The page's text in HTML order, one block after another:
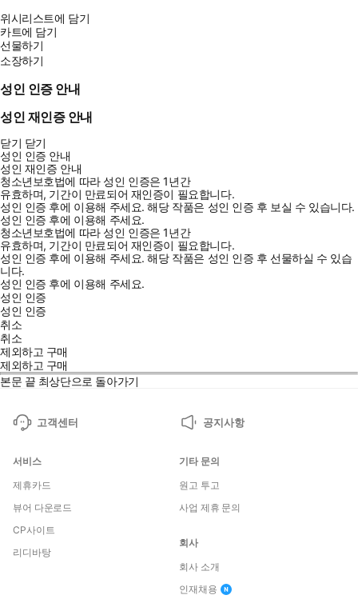
챗GPT에게 물어보는 시대는 끝났다.
이제 AI가 직접 처리한다.
AI와 대화하는 것만으로 충분하던 시기가 지나고 있습니다.
2026년, AI는 직접 파일을 만들고, 웹을 검색하고, 이메일을 보내
고, 시키지 않아도 아침마다 브리핑을 준비합니다. 'AI 에이전트'라
불리는 이 흐름의 한가운데, 오픈소스 프로젝트 오픈클로
(OpenClaw)가 있습니다. 매일 반복하는 뉴스 수집, 이메일 정리, 보
고서 초안 작성, 누군가 대신해주면 좋겠다고 생각한 적 있으신가
다. 에이전트의 이름을 짓고, 성격을 정하고, 일을 맡기고, 자동화를
거는 과정을 새 팀원을 온보딩하듯 단계별로 안내합니다. GPT, 제미
보안을 챙기는 법까지 빠짐없이 다룹니다. 터미널을 한 번도 열어본
적 없어도 괜찮습니다. 이 책을 덮을 때쯤이면 매일 아침 브리핑을
건네는 AI 집사가 내 컴퓨터에서 일하고 있을 겁니다.
위시리스트에 담기
카트에 담기
선물하기
소장하기
성인 인증 안내
성인 재인증 안내
닫기 닫기
성인 인증 안내
성인 재인증 안내
청소년보호법에 따라 성인 인증은 1년간
유효하며, 기간이 만료되어 재인증이 필요합니다.
성인 인증 후에 이용해 주세요.해당 작품은 성인 인증 후 보실 수 있습니다.
성인 인증 후에 이용해 주세요.
청소년보호법에 따라 성인 인증은 1년간
유효하며, 기간이 만료되어 재인증이 필요합니다.
성인 인증 후에 이용해 주세요.해당 작품은 성인 인증 후 선물하실 수 있습
니다.
성인 인증 후에 이용해 주세요.
성인 인증
성인 인증
취소
취소
제외하고 구매
제외하고 구매
본문 끝 최상단으로 돌아가기
고객센터 공지사항
서비스
제휴카드
뷰어 다운로드
CP사이트
리디바탕
기타 문의
원고 투고
사업 제휴 문의
회사
회사 소개
인재채용